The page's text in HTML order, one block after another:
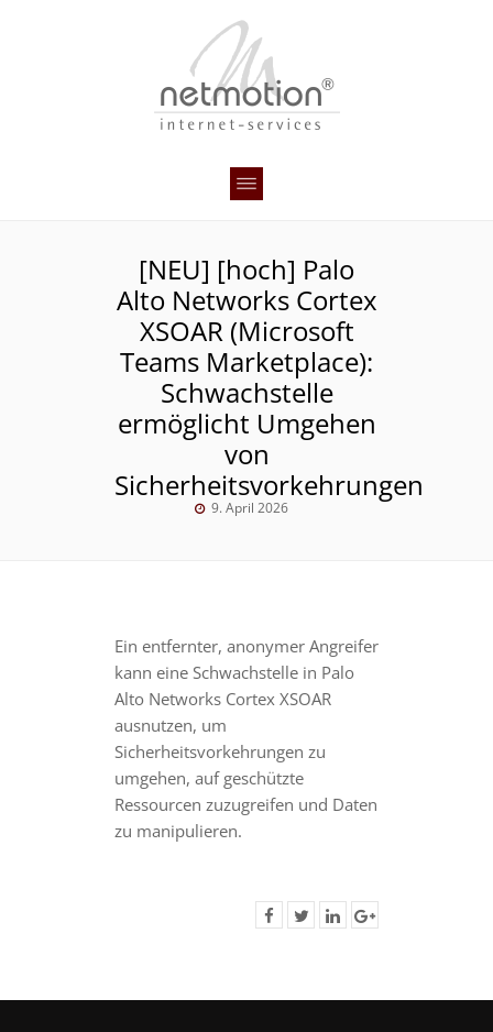
[NEU] [hoch] Palo
Alto Networks Cortex
XSOAR (Microsoft
Teams Marketplace):
Schwachstelle
ermöglicht Umgehen
von
Sicherheitsvorkehrungen
9. April 2026
Ein entfernter, anonymer Angreifer
kann eine Schwachstelle in Palo
Alto Networks Cortex XSOAR
ausnutzen, um
Sicherheitsvorkehrungen zu
umgehen, auf geschützte
Ressourcen zuzugreifen und Daten
zu manipulieren.